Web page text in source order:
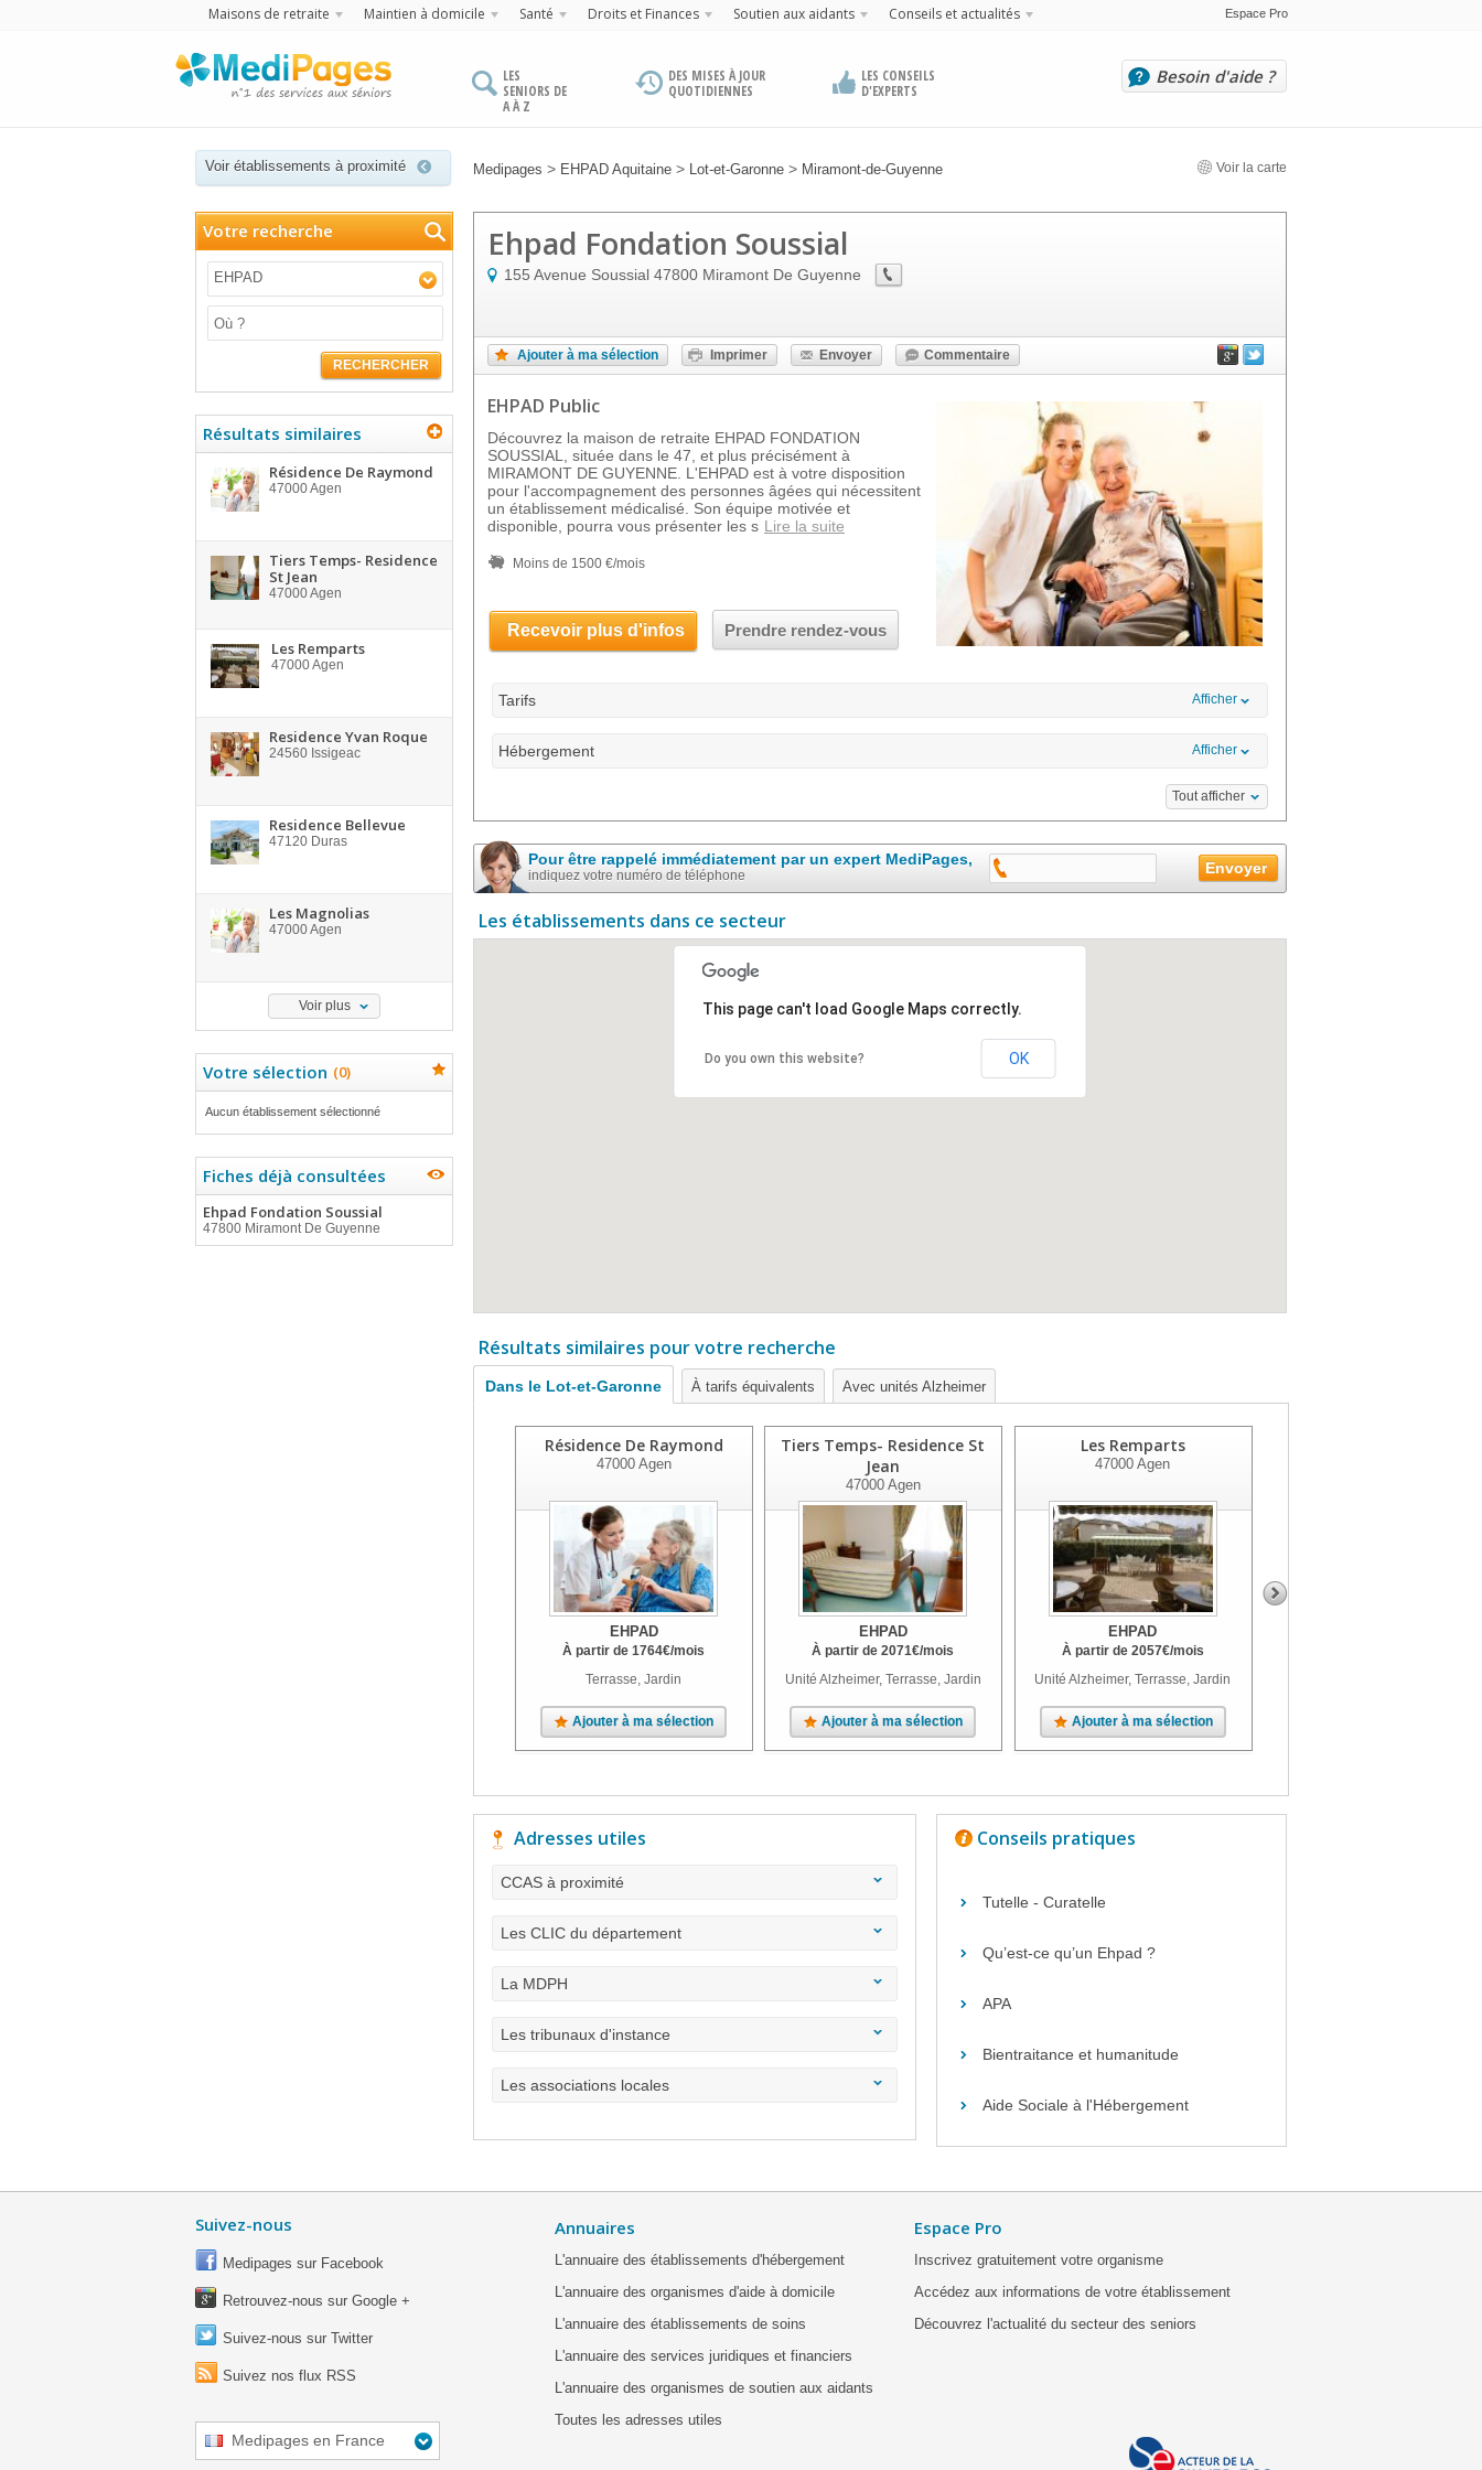
Maisons de retraite Maintien à domicile Santé Droits et Finances Soutien aux aidants Conseils et actualités Espace Pro
LES
SENIORS DE
A À Z
DES MISES À JOUR
QUOTIDIENNES
LES CONSEILS
D'EXPERTS
Besoin d'aide ?
Voir établissements à proximité Medipages > EHPAD Aquitaine > Lot-et-Garonne > Miramont-de-Guyenne Voir la carte
Votre recherche
EHPAD
RECHERCHER
Résultats similaires
Résidence De Raymond
47000Agen
Tiers Temps- Residence
St Jean
47000Agen
Les Remparts
47000Agen
Residence Yvan Roque
24560 Issigeac
Residence Bellevue
47120 Duras
Les Magnolias
47000Agen
Voir plus
Votre sélection (0)
Aucun établissement sélectionné
Fiches déjà consultées
Ehpad Fondation Soussial
47800 Miramont De Guyenne
Ehpad Fondation Soussial
155 Avenue Soussial 47800 Miramont De Guyenne
Ajouter à ma sélection Imprimer Envoyer Commentaire
EHPAD Public
Découvrez la maison de retraite EHPAD FONDATION
SOUSSIAL, située dans le 47, et plus précisément à
MIRAMONT DE GUYENNE. L'EHPAD est à votre disposition
pour l'accompagnement des personnes âgées qui nécessitent
un établissement médicalisé. Son équipe motivée et
disponible, pourra vous présenter les s Lire la suite
Moins de 1500 €/mois
Recevoir plus d'infos Prendre rendez-vous
Tarifs Afficher
Hébergement Afficher
Tout afficher
Pour être rappelé immédiatement par un expert MediPages,
indiquez votre numéro de téléphone
Les établissements dans ce secteur
This page can't load Google Maps correctly.
Do you own this website? OK
Résultats similaires pour votre recherche
Dans le Lot-et-Garonne À tarifs équivalents Avec unités Alzheimer
Résidence De Raymond
47000Agen
EHPAD
À partir de 1764€/mois
Terrasse, Jardin
Ajouter à ma sélection
Tiers Temps- Residence St
Jean
47000Agen
EHPAD
À partir de2071€/mois
Unité Alzheimer, Terrasse, Jardin
Ajouter à ma sélection
Les Remparts
47000 Agen
EHPAD
À partir de 2057€/mois
Unité Alzheimer, Terrasse, Jardin
Ajouter à ma sélection
Adresses utiles
CCAS à proximité
Les CLIC du département
La MDPH
Les tribunaux d'instance
Les associations locales
Conseils pratiques
Tutelle - Curatelle
Qu’est-ce qu’un Ehpad ?
APA
Bientraitance et humanitude
Aide Sociale à l'Hébergement
Suivez-nous
Medipages sur Facebook
Retrouvez-nous sur Google +
Suivez-nous sur Twitter
Suivez nos flux RSS
Medipages en France
Annuaires
L'annuaire des établissements d'hébergement
L'annuaire des organismes d'aide à domicile
L'annuaire des établissements de soins
L'annuaire des services juridiques et financiers
L'annuaire des organismes de soutien aux aidants
Toutes les adresses utiles
Espace Pro
Inscrivez gratuitement votre organisme
Accédez aux informations de votre établissement
Découvrez l'actualité du secteur des seniors